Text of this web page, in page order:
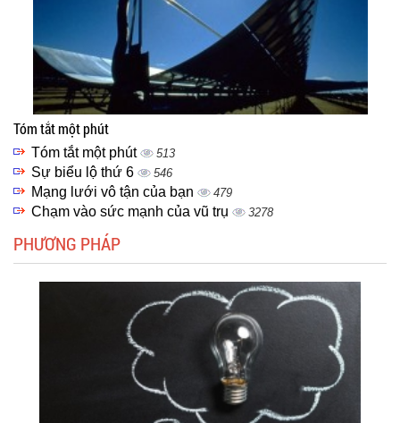
Tóm tắt một phút
Tóm tắt một phút 513
Sự biểu lộ thứ 6 546
Mạng lưới vô tận của bạn 479
Chạm vào sức mạnh của vũ trụ 3278
PHƯƠNG PHÁP